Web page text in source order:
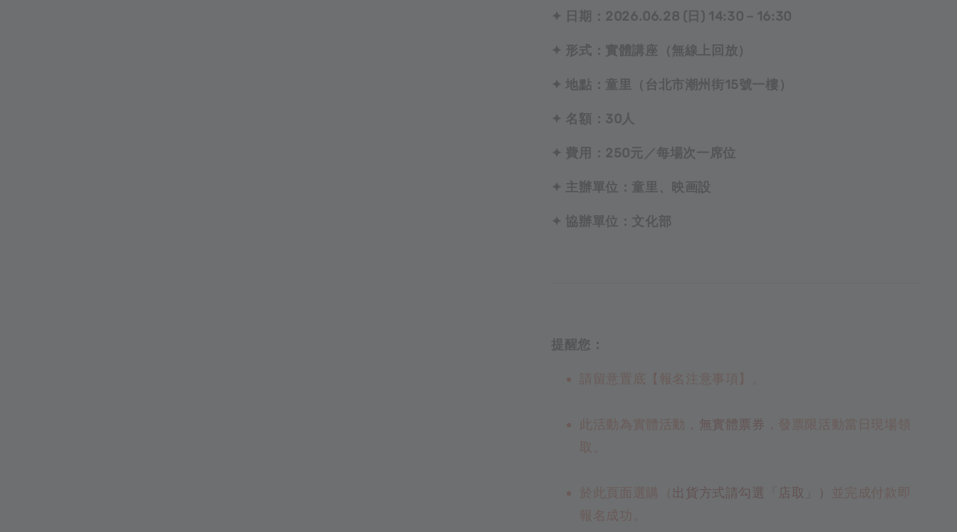
✦ 日期：2026.06.28 (日) 14:30－16:30
✦ 形式：實體講座（無線上回放）
✦ 地點：童里（台北市潮州街15號一樓）
✦ 名額：30人
✦ 費用：250元／每場次一席位
✦ 主辦單位：童里、映画設
✦ 協辦單位：文化部
提醒您：
請留意置底【報名注意事項】。
此活動為實體活動， 無實體票券 ，發票限活動當日現場領
取。
於此頁面選購（ 出貨方式請勾選「店取」）
並完成付款即
報名成功。